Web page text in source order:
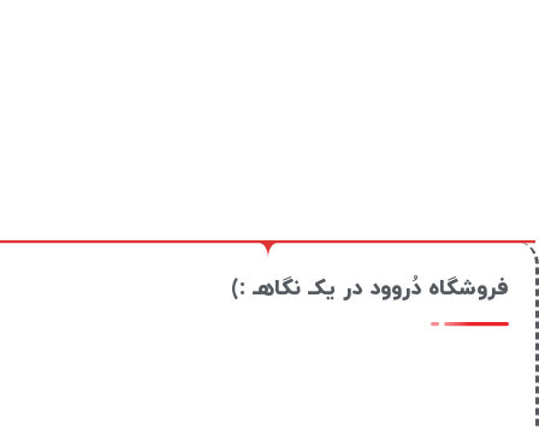
فروشگاه دُروود در یکـ نگاهـ :)